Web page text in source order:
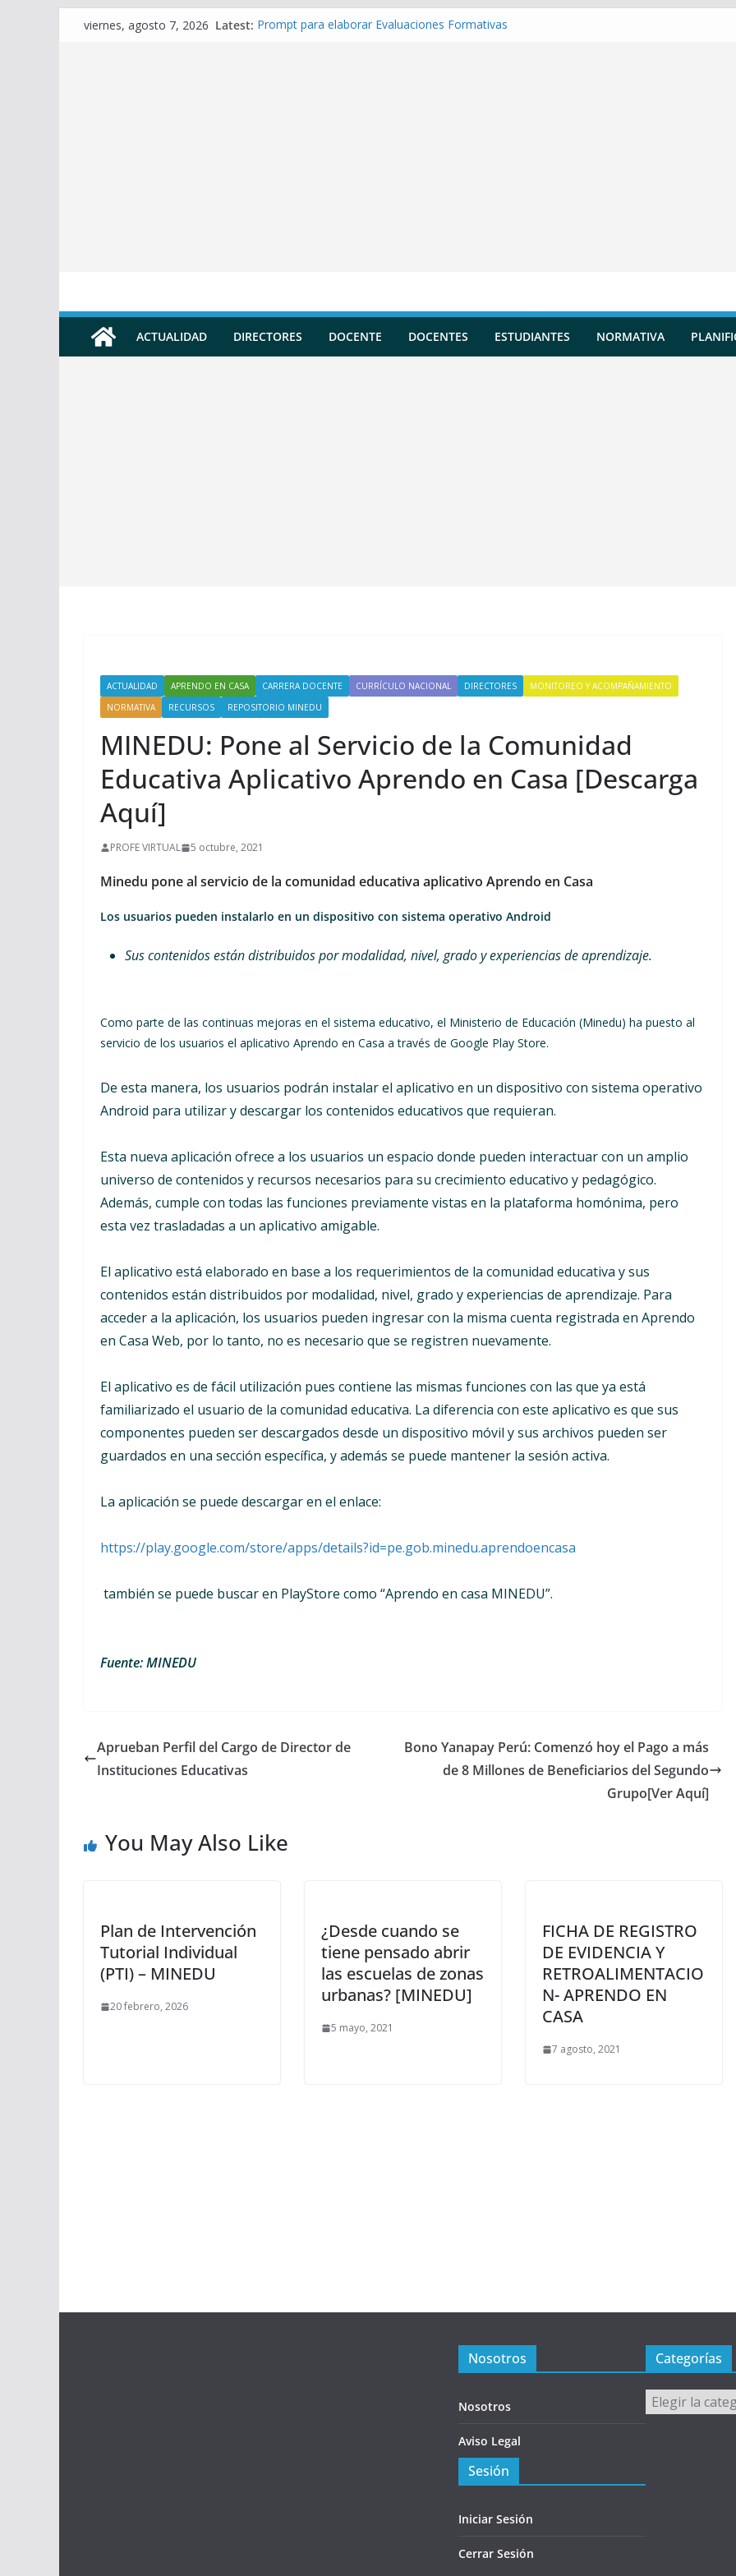
Skipviernes, agosto 7, 2026 Latest: Prompt para elaborar Evaluaciones Formativas
ACTUALIDAD DIRECTORES DOCENTE DOCENTES ESTUDIANTES NORMATIVA
ACTUALIDAD APRENDO EN CASA CARRERA DOCENTE CURRÍCULO NACIONAL DIRECTORES
MONITOREO Y ACOMPAÑAMIENTO
NORMATIVA
RECURSOS REPOSITORIO MINEDU
MINEDU: Pone al Servicio de la Comunidad
Educativa Aplicativo Aprendo en Casa [Descarga
Aquí]
PROFE VIRTUAL 5 octubre, 2021
Minedu pone al servicio de la comunidad educativa aplicativo Aprendo en Casa
Los usuarios pueden instalarlo en un dispositivo con sistema operativo Android
Sus contenidos están distribuidos por modalidad, nivel, grado y experiencias de aprendizaje.
Como parte de las continuas mejoras en el sistema educativo, el Ministerio de Educación (Minedu) ha puesto al
servicio de los usuarios el aplicativo Aprendo en Casa a través de Google Play Store.
De esta manera, los usuarios podrán instalar el aplicativo en un dispositivo con sistema operativo
Android para utilizar y descargar los contenidos educativos que requieran.
Esta nueva aplicación ofrece a los usuarios un espacio donde pueden interactuar con un amplio
universo de contenidos y recursos necesarios para su crecimiento educativo y pedagógico.
Además, cumple con todas las funciones previamente vistas en la plataforma homónima, pero
esta vez trasladadas a un aplicativo amigable.
El aplicativo está elaborado en base a los requerimientos de la comunidad educativa y sus
contenidos están distribuidos por modalidad, nivel, grado y experiencias de aprendizaje. Para
acceder a la aplicación, los usuarios pueden ingresar con la misma cuenta registrada en Aprendo
en Casa Web, por lo tanto, no es necesario que se registren nuevamente.
El aplicativo es de fácil utilización pues contiene las mismas funciones con las que ya está
familiarizado el usuario de la comunidad educativa. La diferencia con este aplicativo es que sus
componentes pueden ser descargados desde un dispositivo móvil y sus archivos pueden ser
guardados en una sección específica, y además se puede mantener la sesión activa.
La aplicación se puede descargar en el enlace:
https://play.google.com/store/apps/details?id=pe.gob.minedu.aprendoencasa
también se puede buscar en PlayStore como “Aprendo en casa MINEDU”.
Fuente: MINEDU
Aprueban Perfil del Cargo de Director de
Instituciones Educativas
Bono Yanapay Perú: Comenzó hoy el Pago a más
de 8 Millones de Beneficiarios del Segundo
Grupo[Ver Aquí]
You May Also Like
Plan de Intervención
Tutorial Individual
(PTI) – MINEDU
20 febrero, 2026
¿Desde cuando se
tiene pensado abrir
las escuelas de zonas
urbanas? [MINEDU]
5 mayo, 2021
FICHA DE REGISTRO
DE EVIDENCIA Y
RETROALIMENTACIO
N- APRENDO EN
CASA
7 agosto, 2021
Nosotros
Nosotros
Aviso Legal
Sesión
Iniciar Sesión
Cerrar Sesión
Categorías
Categorías